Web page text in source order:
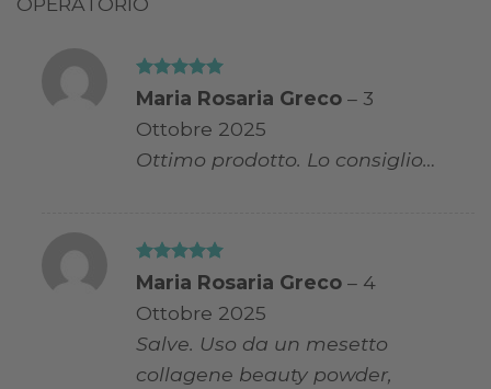
Valutato5
su 5
Maria Rosaria Greco– 3
Ottobre 2025
Ottimo prodotto. Lo consiglio…
Valutato5
su 5
Maria Rosaria Greco– 4
Ottobre 2025
Salve. Uso da un mesetto
collagene beauty powder,